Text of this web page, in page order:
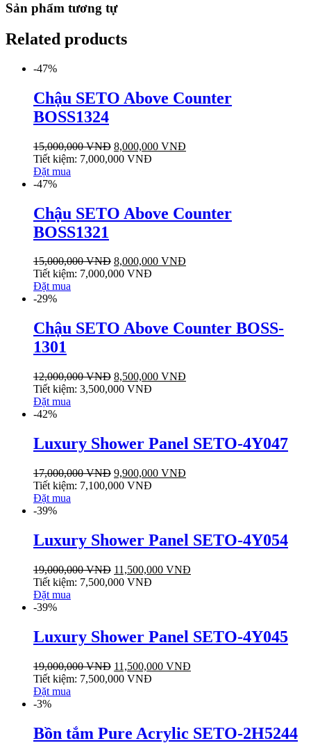
Sản phẩm tương tự
Related products
-47%
Chậu SETO Above Counter
BOSS1324
15,000,000VNĐ 8,000,000 VNĐ
Tiết kiệm: 7,000,000 VNĐ
Đặt mua
-47%
Chậu SETO Above Counter
BOSS1321
15,000,000VNĐ 8,000,000 VNĐ
Tiết kiệm: 7,000,000 VNĐ
Đặt mua
-29%
Chậu SETO Above Counter BOSS-
1301
12,000,000VNĐ 8,500,000 VNĐ
Tiết kiệm: 3,500,000 VNĐ
Đặt mua
-42%
Luxury Shower Panel SETO-4Y047
17,000,000VNĐ 9,900,000 VNĐ
Tiết kiệm: 7,100,000 VNĐ
Đặt mua
-39%
Luxury Shower Panel SETO-4Y054
19,000,000VNĐ 11,500,000 VNĐ
Tiết kiệm: 7,500,000 VNĐ
Đặt mua
-39%
Luxury Shower Panel SETO-4Y045
19,000,000VNĐ 11,500,000 VNĐ
Tiết kiệm: 7,500,000 VNĐ
Đặt mua
-3%
Bồn tắm Pure Acrylic SETO-2H5244